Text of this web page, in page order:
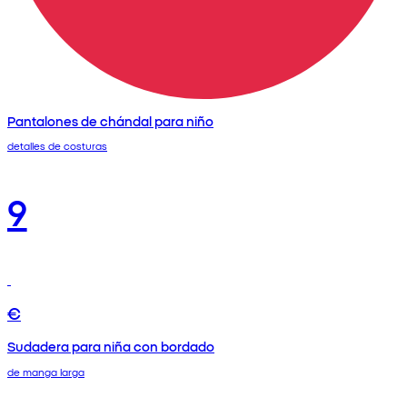
Pantalones de chándal para niño
detalles de costuras
9
€
Sudadera para niña con bordado
de manga larga